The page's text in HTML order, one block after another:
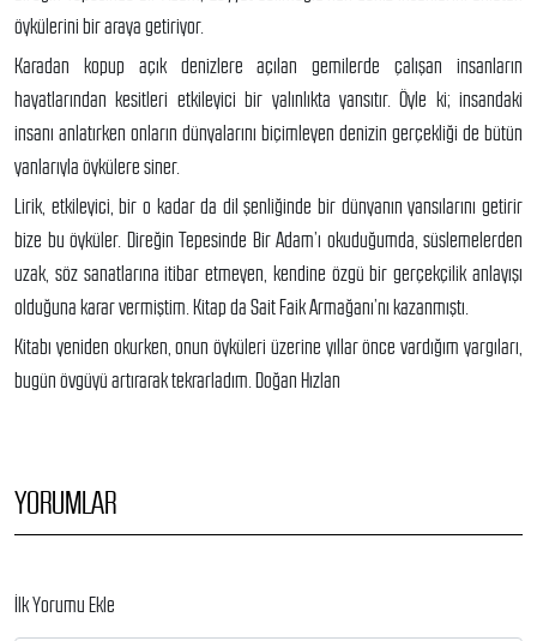
öykülerini bir araya getiriyor.
Karadan kopup açık denizlere açılan gemilerde çalışan insanların
hayatlarından kesitleri etkileyici bir yalınlıkta yansıtır. Öyle ki; insandaki
insanı anlatırken onların dünyalarını biçimleyen denizin gerçekliği de bütün
yanlarıyla öykülere siner.
Lirik, etkileyici, bir o kadar da dil şenliğinde bir dünyanın yansılarını getirir
bize bu öyküler. Direğin Tepesinde Bir Adam’ı okuduğumda, süslemelerden
uzak, söz sanatlarına itibar etmeyen, kendine özgü bir gerçekçilik anlayışı
olduğuna karar vermiştim. Kitap da Sait Faik Armağanı’nı kazanmıştı.
Kitabı yeniden okurken, onun öyküleri üzerine yıllar önce vardığım yargıları,
bugün övgüyü artırarak tekrarladım. Doğan Hızlan
YORUMLAR
İlk Yorumu Ekle